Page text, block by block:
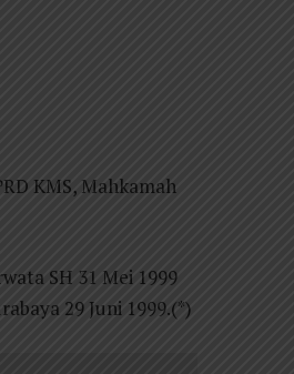
KMS, Mahkamah
SH 31 Mei 1999
29 Juni 1999.(*)